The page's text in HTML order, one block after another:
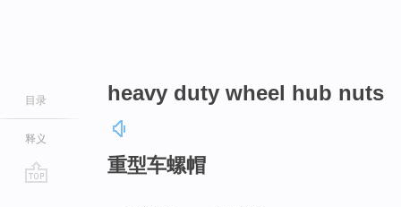
目录
释义
heavy duty wheel hub nuts
重型车螺帽